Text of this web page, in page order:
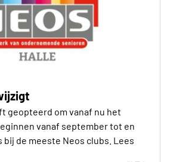
geopteerd om vanaf nu het
vanaf september tot en
bij de meeste Neos clubs. Lees